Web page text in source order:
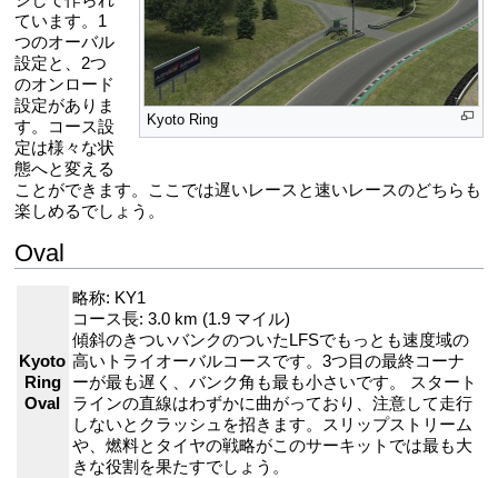
移
動
Kyoto Ring
ています。1
つのオーバル
設定と、2つ
のオンロード
設定がありま
す。コース設
定は様々な状
態へと変える
ことができます。ここでは遅いレースと速いレースのどちらも
楽しめるでしょう。
Oval
Kyoto
Ring
Oval
略称: KY1
コース長: 3.0 km (1.9 マイル)
傾斜のきついバンクのついたLFSでもっとも速度域の
高いトライオーバルコースです。3つ目の最終コーナ
ーが最も遅く、バンク角も最も小さいです。 スタート
ラインの直線はわずかに曲がっており、注意して走行
しないとクラッシュを招きます。スリップストリーム
や、燃料とタイヤの戦略がこのサーキットでは最も大
きな役割を果たすでしょう。